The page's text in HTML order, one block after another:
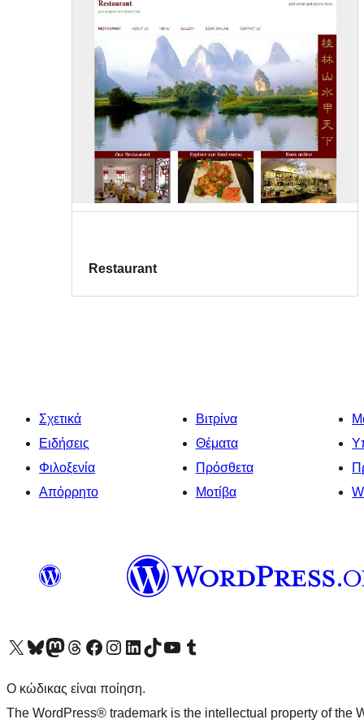
Restaurant
Σχετικά
Ειδήσεις
Φιλοξενία
Απόρρητο
Βιτρίνα
Θέματα
Πρόσθετα
Μοτίβα
Visit our X (formerly Twitter) account
Visit our Bluesky account
Επισκεφθείτε τον λογαριασμό μας στο Mastodon
Visit our Threads account
Επισκεφτείτε τη σελίδα μας στο Facebook
Επισκεφθείτε τον λογαριασμό μας Instagram
Επισκεφθείτε τον λογαριασμό μας LinkedIn
Visit our TikTok account
Visit our YouTube channel
Visit our Tumblr account
Ο κώδικας είναι ποίηση.
The WordPress® trademark is the intellectual property of the